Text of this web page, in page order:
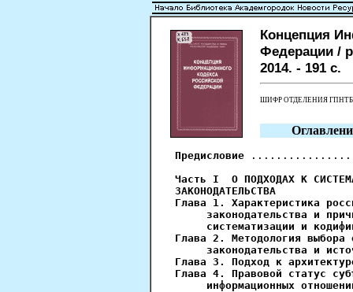
Концепция
Федерации /
2014. - 191 с.
ШИФР ОТДЕЛЕНИЯ
Предисловие
Часть I  О ПОДХОДАХ К
ЗАКОНОДАТЕЛЬСТВА
Глава 1. Характеристика
законодательства и
систематизации и
Глава 2. Методология выбора
законодательства и
Глава 3. Подход к
Глава 4. Правовой статус
информационных